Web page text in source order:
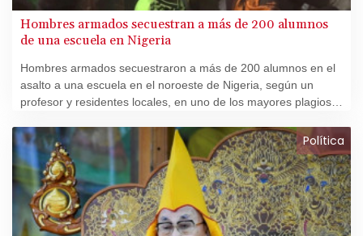
Hombres armados secuestran a más de 200 alumnos
de una escuela en Nigeria
Hombres armados secuestraron a más de 200 alumnos en el
asalto a una escuela en el noroeste de Nigeria, según un
profesor y residentes locales, en uno de los mayores plagios
Política